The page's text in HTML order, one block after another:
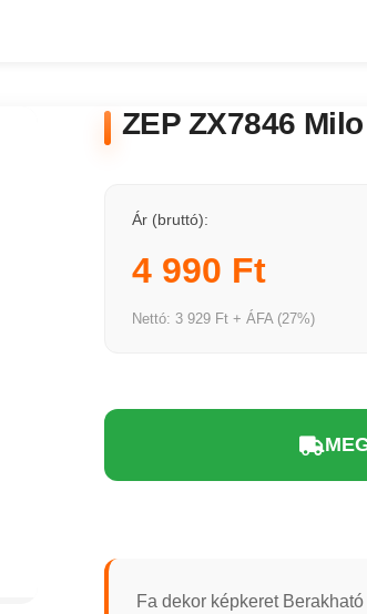
ZEP ZX7846
Ár (bruttó):
4 990 Ft
Nettó: 3 929 Ft + ÁFA (27%)
Fa dekor képkeret